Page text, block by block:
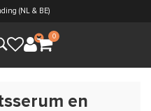
(NL & BE)
0
en